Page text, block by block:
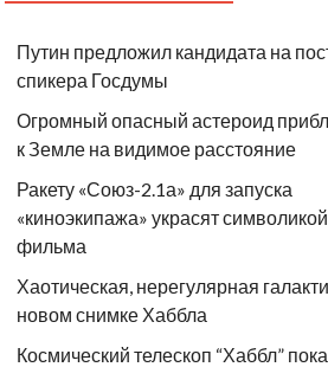
Путин предложил кандидата на
спикера Госдумы
Огромный опасный астероид
к Земле на видимое расстояние
Ракету «Союз-2.1а» для запуска
«киноэкипажа» украсят символикой
фильма
Хаотическая, нерегулярная
новом снимке Хаббла
Космический телескоп “Хаббл”